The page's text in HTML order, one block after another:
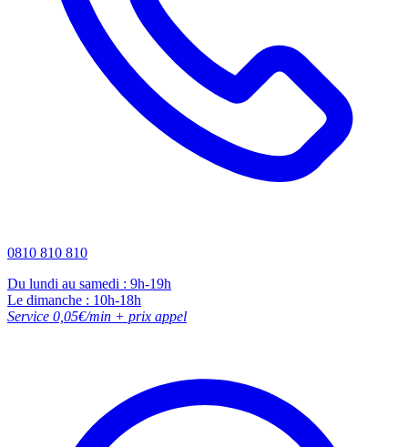
0810 810 810
Du lundi au samedi : 9h-19h
Le dimanche : 10h-18h
Service 0,05€/min + prix appel